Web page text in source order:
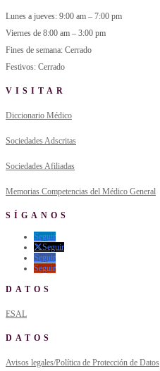
Lunes a jueves: 9:00 am – 7:00 pm
Viernes de 8:00 am – 3:00 pm
Fines de semana: Cerrado
Festivos: Cerrado
VISITAR
Diccionario Médico
Sociedades Adscritas
Sociedades Afiliadas
Memorias Competencias del Médico General
SÍGANOS
Seguir
Seguir
Seguir
Seguir
DATOS
ESAL
DATOS
Avisos legales/Política de Protección de Datos